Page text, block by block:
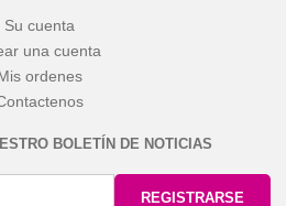
Su cuenta
una cuenta
ordenes
BOLETÍN DE NOTICIAS